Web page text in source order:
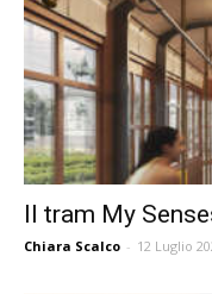
Il tram My
Chiara Scalco - 12 Luglio